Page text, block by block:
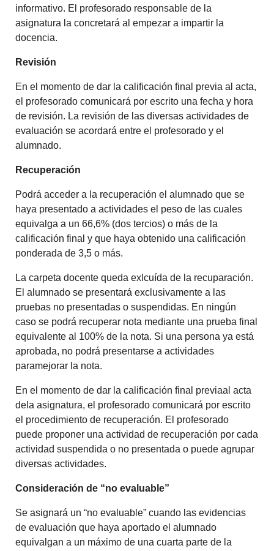
informativo. El profesorado responsable de la
asignatura la concretará al empezar a impartir la
docencia.
Revisión
En el momento de dar la calificación final previa al acta,
el profesorado comunicará por escrito una fecha y hora
de revisión. La revisión de las diversas actividades de
evaluación se acordará entre el profesorado y el
alumnado.
Recuperación
Podrá acceder a la recuperación el alumnado que se
haya presentado a actividades el peso de las cuales
equivalga a un 66,6% (dos tercios) o más de la
calificación final y que haya obtenido una calificación
ponderada de 3,5 o más.
La carpeta docente queda exlcuída de la recuparación.
El alumnado se presentará exclusivamente a las
pruebas no presentadas o suspendidas. En ningún
caso se podrá recuperar nota mediante una prueba final
equivalente al 100% de la nota. Si una persona ya está
aprobada, no podrá presentarse a actividades
paramejorar la nota.
En el momento de dar la calificación final previaal acta
dela asignatura, el profesorado comunicará por escrito
el procedimiento de recuperación. El profesorado
puede proponer una actividad de recuperación por cada
actividad suspendida o no presentada o puede agrupar
diversas actividades.
Consideración de “no evaluable”
Se asignará un “no evaluable” cuando las evidencias
de evaluación que haya aportado el alumnado
equivalgan a un máximo de una cuarta parte de la